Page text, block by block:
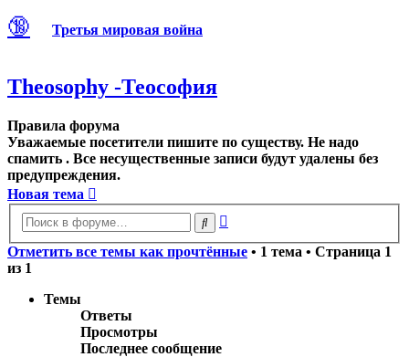
🔞 Третья мировая война
Theosophy -Теософия
Правила форума
Уважаемые посетители пишите по существу. Не надо
спамить . Все несущественные записи будут удалены без
предупреждения.
Новая тема
Поиск
Отметить все темы как прочтённые • 1 тема • Страница 1
из 1
Темы
Ответы
Просмотры
Последнее сообщение